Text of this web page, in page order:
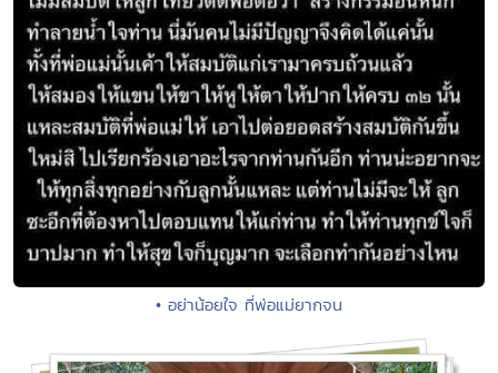
• อย่าน้อยใจ ที่พ่อแม่ยากจน